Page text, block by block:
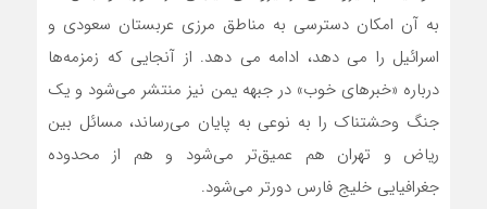
به آن امکان دسترسی به مناطق مرزی عربستان سعودی و
اسرائیل را می دهد، ادامه می دهد. از آنجایی که زمزمه‌ها
درباره «خبرهای خوب» در جبهه یمن نیز منتشر می‌شود و یک
جنگ وحشتناک را به نوعی به پایان می‌رساند، مسائل بین
ریاض و تهران هم عمیق‌تر می‌شود و هم از محدوده
جغرافیایی خلیج فارس دورتر می‌شود.